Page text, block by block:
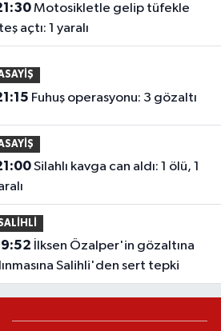
Motosikletle gelip tüfekle
açtı: 1 yaralı
Fuhuş operasyonu: 3 gözaltı
Silahlı kavga can aldı: 1 ölü, 1
Salihli'den sert tepki